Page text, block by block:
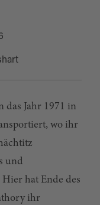
das Jahr 1971 in
wo ihr
und
hat Ende des
ihr